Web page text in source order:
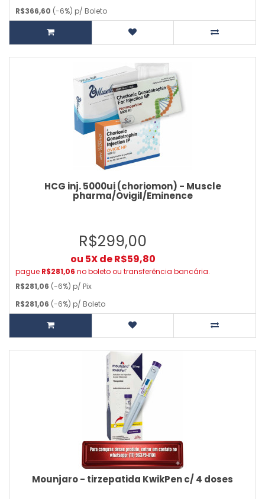
R$366,60 (-6%) p/ Boleto
HCG inj. 5000ui (choriomon) - Muscle
pharma/Ovigil/Eminence
R$299,00
ou 5X de R$59,80
pague R$281,06 no boleto ou transferência bancária.
R$281,06 (-6%) p/ Pix
R$281,06 (-6%) p/ Boleto
Mounjaro - tirzepatida KwikPen c/ 4 doses